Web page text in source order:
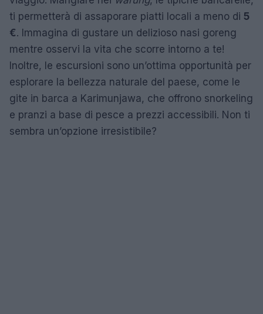
ti permetterà di assaporare piatti locali a meno di 5
€. Immagina di gustare un delizioso nasi goreng
mentre osservi la vita che scorre intorno a te!
Inoltre, le escursioni sono un’ottima opportunità per
esplorare la bellezza naturale del paese, come le
gite in barca a Karimunjawa, che offrono snorkeling
e pranzi a base di pesce a prezzi accessibili. Non ti
sembra un’opzione irresistibile?